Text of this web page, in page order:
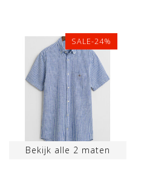
SALE-24%
Bekijk alle 2 maten